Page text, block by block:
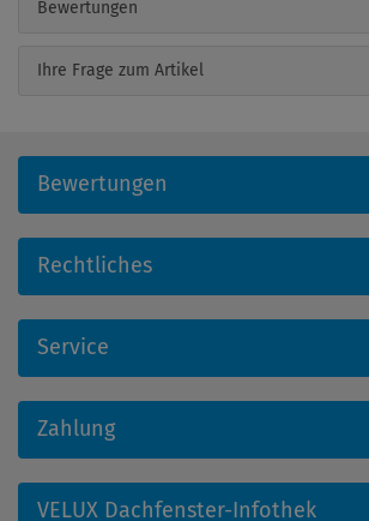
Bewertungen
Ihre Frage zum Artikel
Bewertungen
Rechtliches
Service
Zahlung
VELUX Dachfenster-Infothek